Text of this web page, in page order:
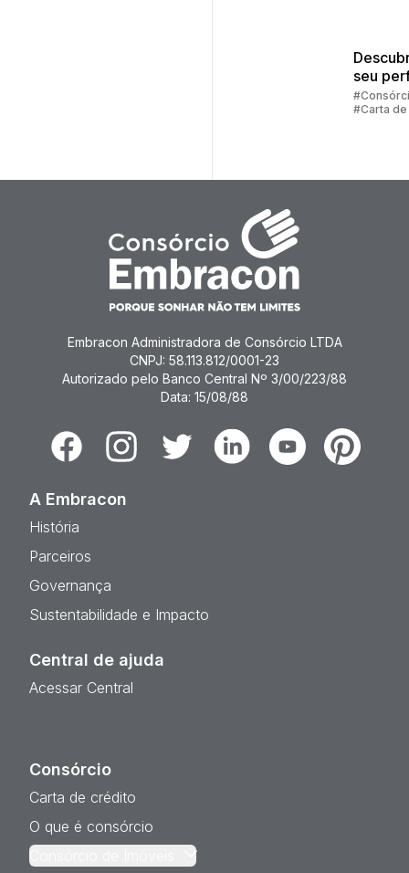
seu
#Carta
Embracon Administradora de Consórcio LTDA
CNPJ: 58.113.812/0001-23
Autorizado pelo Banco Central Nº 3/00/223/88
Data: 15/08/88
FacebookInstagramTwitter LinkedinYoutubePinterest
A Embracon
História
Parceiros
Governança
Sustentabilidade e Impacto
Central de ajuda
Acessar Central
Consórcio
Carta de crédito
O que é consórcio
Consórcio de Imóveis